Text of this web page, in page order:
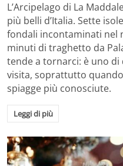
L’Arcipelago di La
più belli d’Italia. Sette
fondali incontaminati nel
minuti di traghetto da
tende a tornarci: è uno
visita, soprattutto
spiagge più conosciute.
Leggi di più